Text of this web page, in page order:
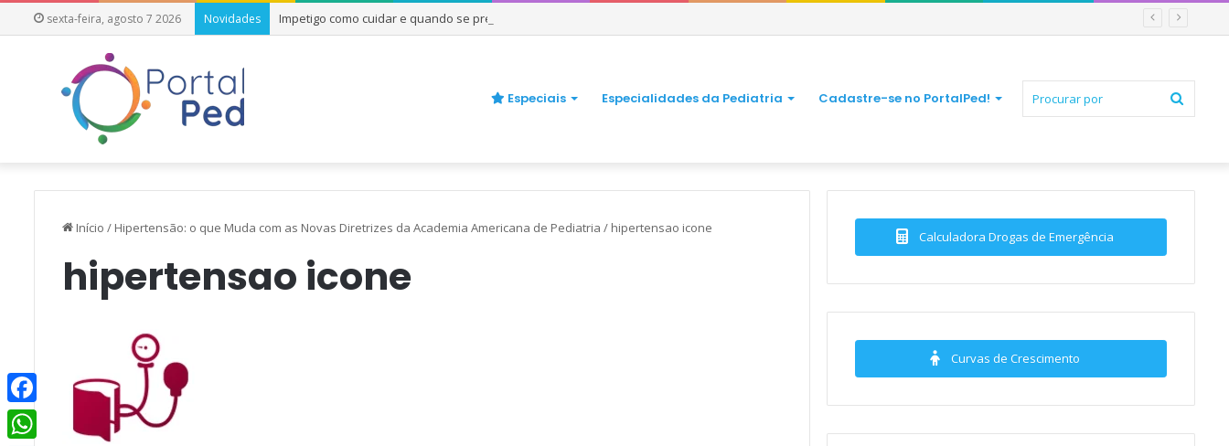
sexta-feira, agosto 7 2026 Novidades Impetigo como cuidar e quando se preocupar
Especiais Especialidades da Pediatria Cadastre-se no PortalPed!
Início / Hipertensão: o que Muda com as Novas Diretrizes da Academia Americana de Pediatria / hipertensao icone
hipertensao icone
Calculadora Drogas de Emergência
Curvas de Crescimento
Facebook